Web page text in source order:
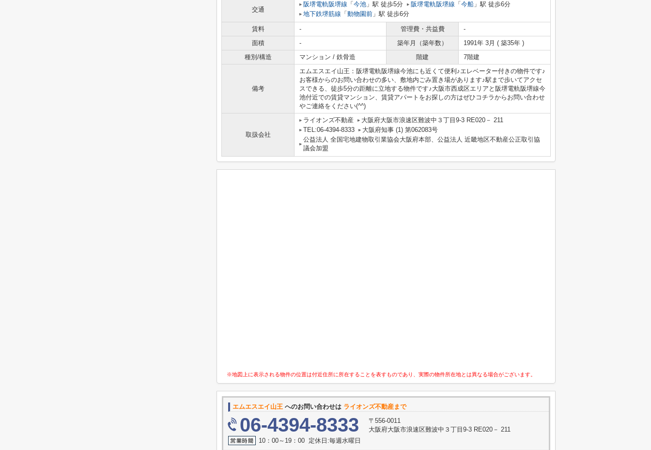
交通
阪堺電軌阪堺線 「 今池 」駅 徒歩5分 阪堺電軌阪堺線 「 今船 」駅 徒歩6分
地下鉄堺筋線 「 動物園前 」駅 徒歩6分
賃料 - 管理費・共益費
-
面積
- 築年月（築年数）
1991年 3月 ( 築35年 )
種別/構造
マンション / 鉄骨造 階建 7階建
備考
エムエスエイ山王：阪堺電軌阪堺線今池にも近くて便利♪エレベーター付きの物件です♪
お客様からのお問い合わせの多い、敷地内ごみ置き場があります♪駅まで歩いてアクセ
スできる、徒歩5分の距離に立地する物件です♪大阪市西成区エリアと阪堺電軌阪堺線今
池付近での賃貸マンション、賃貸アパートをお探しの方はぜひコチラからお問い合わせ
やご連絡をください(^^)
取扱会社
ライオンズ不動産
大阪府大阪市浪速区難波中３丁目9-3 RE020－ 211
TEL:06-4394-8333
大阪府知事 (1) 第062083号
公益法人 全国宅地建物取引業協会大阪府本部、公益法人 近畿地区不動産公正取引協
議会加盟
※地図上に表示される物件の位置は付近住所に所在することを表すものであり、実際の物件所在地とは異なる場合がございます。
エムエスエイ山王 へのお問い合わせは ライオンズ不動産まで
06-4394-8333
〒556-0011
大阪府大阪市浪速区難波中３丁目9-3 RE020－ 211
10：00～19：00 定休日:毎週水曜日